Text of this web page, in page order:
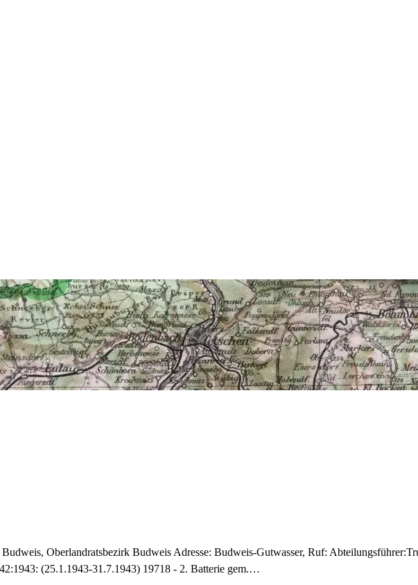
Oberlandratsbezirk Budweis Adresse: Budweis-Gutwasser, Ruf:
(25.1.1943-31.7.1943) 19718 - 2. Batterie gem.…